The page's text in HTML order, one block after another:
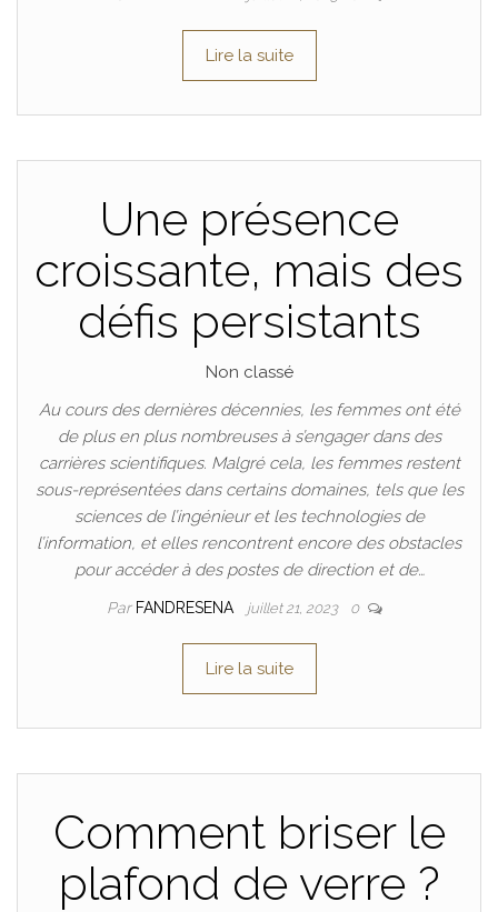
Lire la suite
Une présence
croissante, mais des
défis persistants
Non classé
Au cours des dernières décennies, les femmes ont été
de plus en plus nombreuses à s’engager dans des
carrières scientifiques. Malgré cela, les femmes restent
sous-représentées dans certains domaines, tels que les
sciences de l’ingénieur et les technologies de
l’information, et elles rencontrent encore des obstacles
pour accéder à des postes de direction et de…
Par FANDRESENA juillet 21, 2023 0
Lire la suite
Comment briser le
plafond de verre ?